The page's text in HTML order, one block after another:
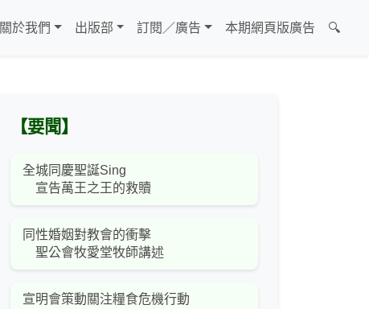
關於我們 出版部 訂閱／廣告 本期網頁版廣告 🔍
【要聞】
全城同慶聖誕Sing
宣告萬王之王的救贖
同性婚姻對教會的衝擊
聖公會牧愛堂牧師講述
宣明會策動關注糧食危機行動